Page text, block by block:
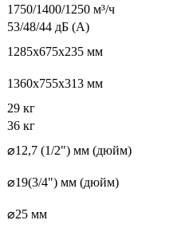
1750/1400/1250 м³/ч
53/48/44 дБ (А)
1285x675x235 мм
1360x755x313 мм
29 кг
36 кг
⌀12,7 (1/2") мм (дюйм)
⌀19(3/4") мм (дюйм)
⌀25 мм